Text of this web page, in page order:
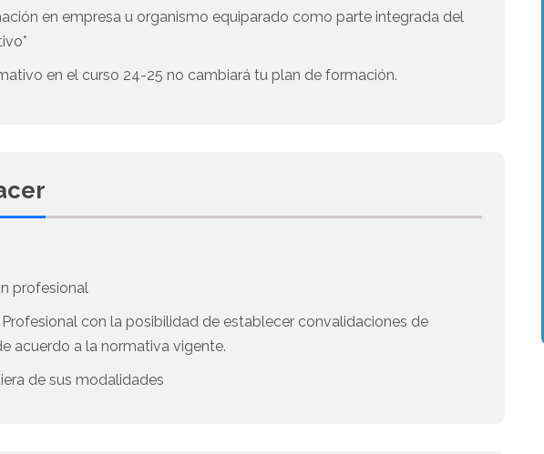
en empresa u organismo equiparado como parte integrada del
en el curso 24-25 no cambiará tu plan de formación.
profesional
con la posibilidad de establecer convalidaciones de
acuerdo a la normativa vigente.
de sus modalidades